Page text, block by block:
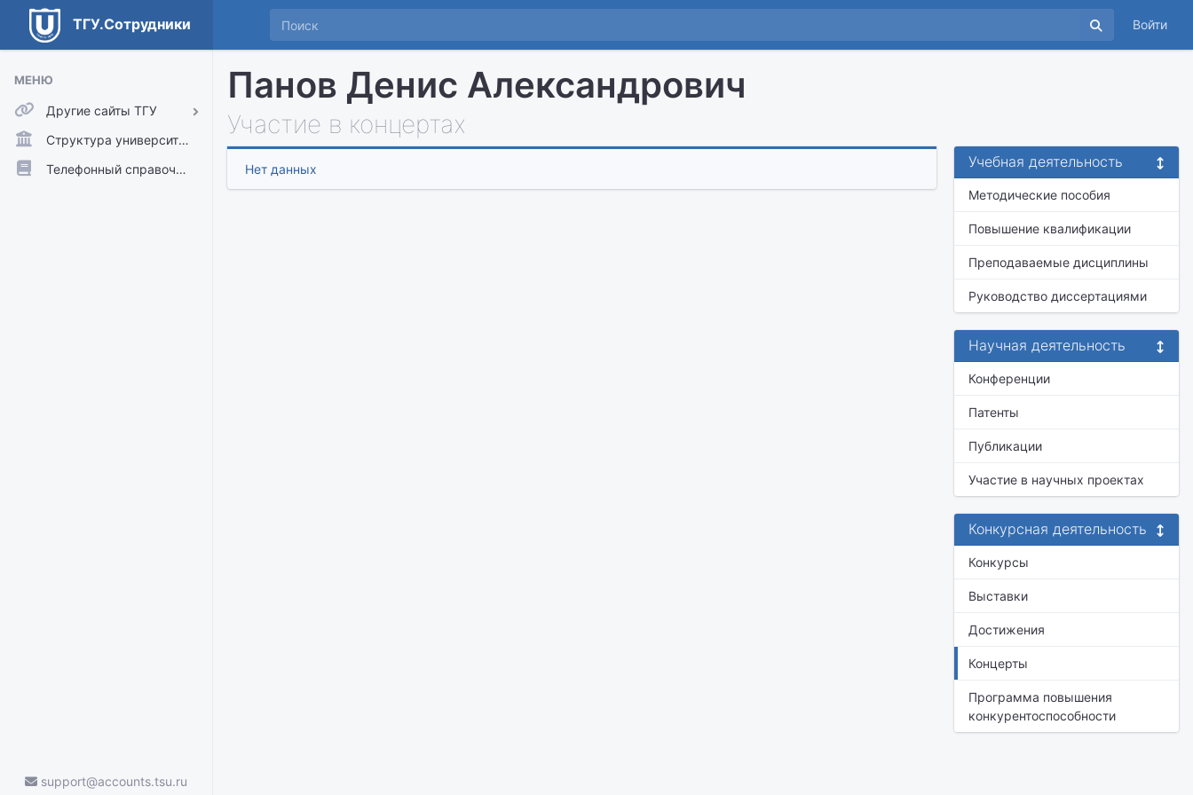
ТГУ.Сотрудники Войти
МЕНЮ
Другие сайты ТГУ
ТГУ.Аккаунты
ТГУ.Расписание
Структура университета
Телефонный справочник
support@accounts.tsu.ru
Панов Денис Александрович
Участие в концертах
Нет данных Учебная деятельность
Методические пособия
Повышение квалификации
Преподаваемые дисциплины
Руководство диссертациями
Научная деятельность
Конференции
Патенты
Публикации
Участие в научных проектах
Конкурсная деятельность
Конкурсы
Выставки
Достижения
Концерты
Программа повышения
конкурентоспособности